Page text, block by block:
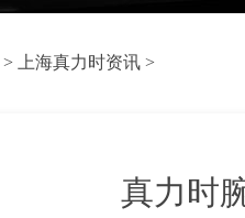
> 上海真力时资讯 >
真力时